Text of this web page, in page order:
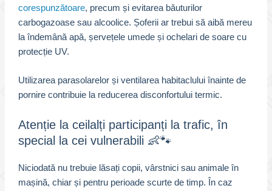
corespunzătoare, precum și evitarea băuturilor
carbogazoase sau alcoolice. Șoferii ar trebui să aibă mereu
la îndemână apă, șervețele umede și ochelari de soare cu
protecție UV.
Utilizarea parasolarelor și ventilarea habitaclului înainte de
pornire contribuie la reducerea disconfortului termic.
Atenție la ceilalți participanți la trafic, în
special la cei vulnerabili 👶🐾
Niciodată nu trebuie lăsați copii, vârstnici sau animale în
mașină, chiar și pentru perioade scurte de timp. În caz